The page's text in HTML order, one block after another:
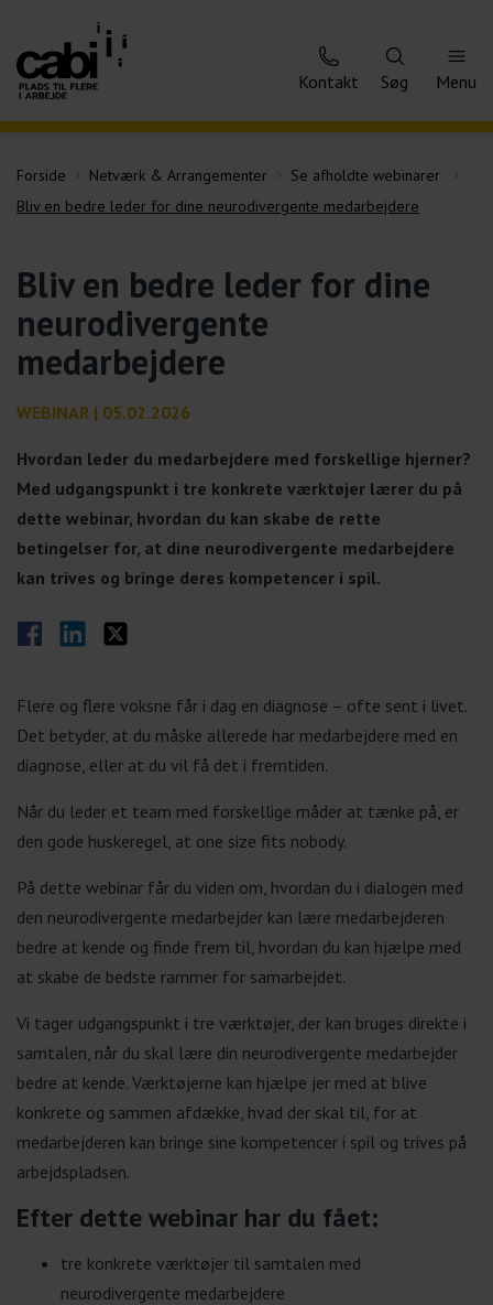
Kontakt Søg Menu
Forside Netværk & Arrangementer
Se afholdte webinarer
Bliv en bedre leder for dine neurodivergente medarbejdere
Bliv en bedre leder for dine
neurodivergente
medarbejdere
WEBINAR | 05.02.2026
Hvordan leder du medarbejdere med forskellige hjerner?
Med udgangspunkt i tre konkrete værktøjer lærer du på
dette webinar, hvordan du kan skabe de rette
betingelser for, at dine neurodivergente medarbejdere
kan trives og bringe deres kompetencer i spil.
Del på Facebook
Del på LinkedIn
Del på Twitter
Flere og flere voksne får i dag en diagnose – ofte sent i livet.
Det betyder, at du måske allerede har medarbejdere med en
diagnose, eller at du vil få det i fremtiden.
Når du leder et team med forskellige måder at tænke på, er
den gode huskeregel, at one size fits nobody.
På dette webinar får du viden om, hvordan du i dialogen med
den neurodivergente medarbejder kan lære medarbejderen
bedre at kende og finde frem til, hvordan du kan hjælpe med
at skabe de bedste rammer for samarbejdet.
Vi tager udgangspunkt i tre værktøjer, der kan bruges direkte i
samtalen, når du skal lære din neurodivergente medarbejder
bedre at kende. Værktøjerne kan hjælpe jer med at blive
konkrete og sammen afdække, hvad der skal til, for at
medarbejderen kan bringe sine kompetencer i spil og trives på
arbejdspladsen.
Efter dette webinar har du fået:
tre konkrete værktøjer til samtalen med
neurodivergente medarbejdere